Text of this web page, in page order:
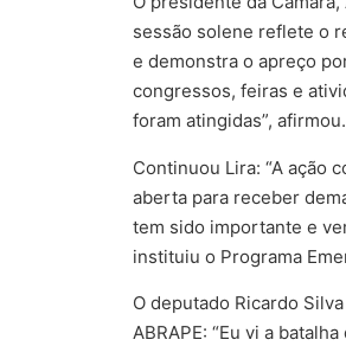
sessão solene reflete o
e demonstra o apreço
congressos, feiras e
foram atingidas”, afirmou.
Continuou Lira: “A ação
aberta para receber
tem sido importante e
instituiu o Programa
O deputado Ricardo
ABRAPE: “Eu vi a